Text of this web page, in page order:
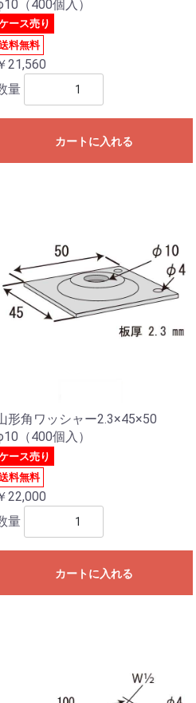
（400個入）
ース売り
料無料
21,560
量
カートに入れる
形角ワッシャー2.3×45×50
（400個入）
ース売り
料無料
22,000
量
カートに入れる